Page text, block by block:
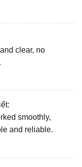
clear, no
smoothly,
and reliable.